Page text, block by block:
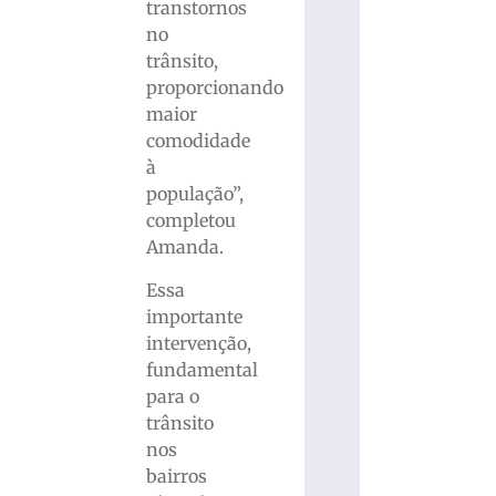
transtornos
no
trânsito,
proporcionando
maior
comodidade
à
população”,
completou
Amanda.
Essa
importante
intervenção,
fundamental
para o
trânsito
nos
bairros